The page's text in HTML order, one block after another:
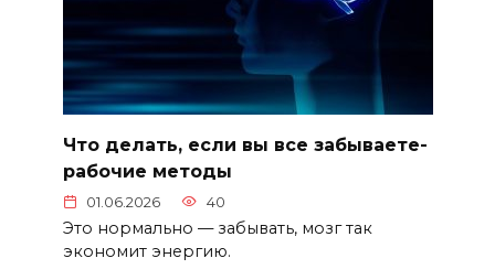
Что делать, если вы все забываете-
рабочие методы
01.06.2026 40
Это нормально — забывать, мозг так
экономит энергию.